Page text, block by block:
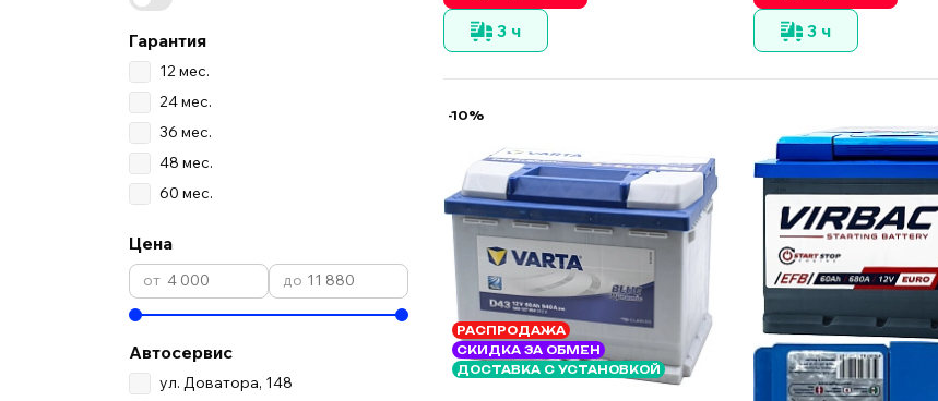
Гарантия
12 мес.
24 мес.
36 мес.
48 мес.
60 мес.
Цена
Автосервис
ул. Доватора, 148
3 ч
3 ч
-10%
РАСПРОДАЖА
СКИДКА ЗА ОБМЕН
ДОСТАВКА С УСТАНОВКОЙ